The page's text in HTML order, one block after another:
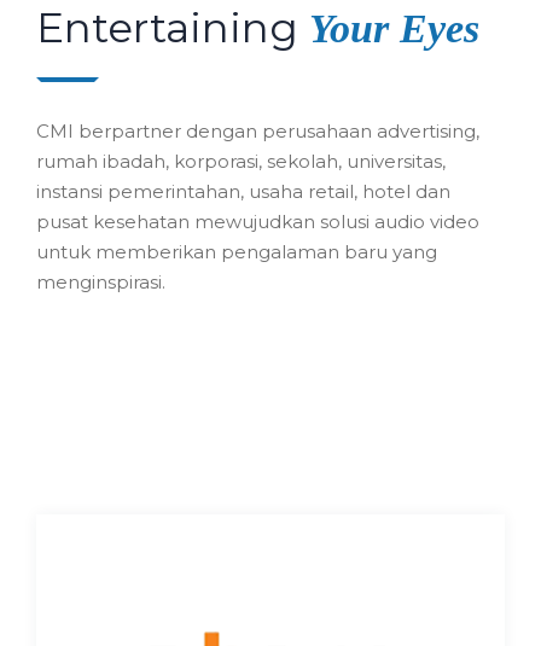
Entertaining Your Eyes
CMI berpartner dengan perusahaan advertising,
rumah ibadah, korporasi, sekolah, universitas,
instansi pemerintahan, usaha retail, hotel dan
pusat kesehatan mewujudkan solusi audio video
untuk memberikan pengalaman baru yang
menginspirasi.